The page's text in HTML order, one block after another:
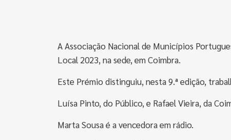
A Associação Nacional de Municípios
Local 2023, na sede, em Coimbra.
Este Prémio distinguiu, nesta 9.ª edição,
Luísa Pinto, do Público, e Rafael Vieira, da
Marta Sousa é a vencedora em rádio.